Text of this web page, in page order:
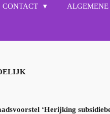
CONTACT
‘Herijking